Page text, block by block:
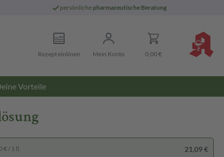
persönliche pharmazeutische Beratung
Rezept einlösen Mein Konto 0,00 €
Vorteile
€ / 1 l) 21,09 €